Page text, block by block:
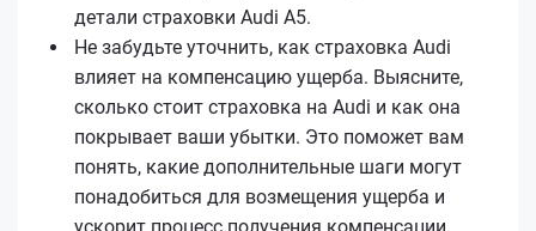
детали страховки Audi A5.
Не забудьте уточнить, как страховка Audi
влияет на компенсацию ущерба. Выясните,
сколько стоит страховка на Audi и как она
покрывает ваши убытки. Это поможет вам
понять, какие дополнительные шаги могут
понадобиться для возмещения ущерба и